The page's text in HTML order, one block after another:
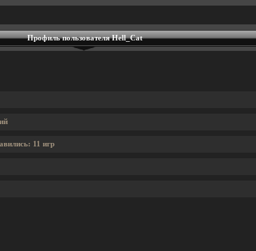
Профиль пользователя Hell_Cat
11 игр